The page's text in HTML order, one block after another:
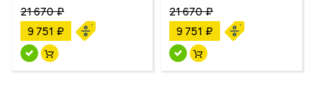
21 670 ₽
9 751 ₽
21 670 ₽
9 751 ₽